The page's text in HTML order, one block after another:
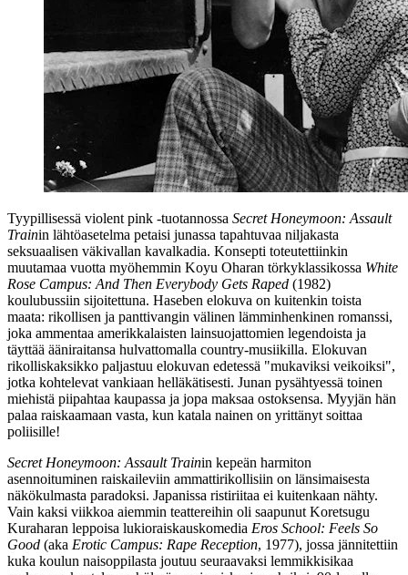
Tyypillisessä violent pink ‑tuotannossa Secret Honeymoon: Assault
Trainin lähtöasetelma petaisi junassa tapahtuvaa niljakasta
seksuaalisen väkivallan kavalkadia. Konsepti toteutettiinkin
muutamaa vuotta myöhemmin Koyu Oharan törkyklassikossa White
Rose Campus: And Then Everybody Gets Raped (1982)
koulubussiin sijoitettuna. Haseben elokuva on kuitenkin toista
maata: rikollisen ja panttivangin välinen lämminhenkinen romanssi,
joka ammentaa amerikkalaisten lainsuojattomien legendoista ja
täyttää ääniraitansa hulvattomalla country-musiikilla. Elokuvan
rikolliskaksikko paljastuu elokuvan edetessä "mukaviksi veikoiksi",
jotka kohtelevat vankiaan helläkätisesti. Junan pysähtyessä toinen
miehistä piipahtaa kaupassa ja jopa maksaa ostoksensa. Myyjän hän
palaa raiskaamaan vasta, kun katala nainen on yrittänyt soittaa
poliisille!
Secret Honeymoon: Assault Trainin kepeän harmiton
asennoituminen raiskaileviin ammattirikollisiin on länsimaisesta
näkökulmasta paradoksi. Japanissa ristiriitaa ei kuitenkaan nähty.
Vain kaksi viikkoa aiemmin teattereihin oli saapunut Koretsugu
Kuraharan leppoisa lukioraiskauskomedia Eros School: Feels So
Good (aka Erotic Campus: Rape Reception, 1977), jossa jännitettiin
kuka koulun naisoppilasta joutuu seuraavaksi lemmikkisikaa